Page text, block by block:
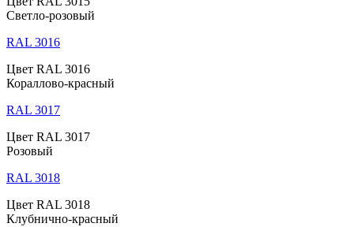
Светло-розовый
RAL 3016
Цвет RAL 3016
Кораллово-красный
RAL 3017
Цвет RAL 3017
Розовый
RAL 3018
Цвет RAL 3018
Клубнично-красный